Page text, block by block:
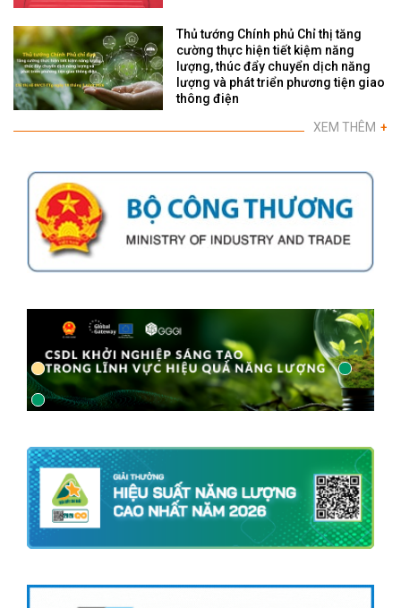
Thủ tướng Chính phủ Chỉ thị tăng
cường thực hiện tiết kiệm năng
lượng, thúc đẩy chuyển dịch năng
lượng và phát triển phương tiện giao
thông điện
XEM THÊM +